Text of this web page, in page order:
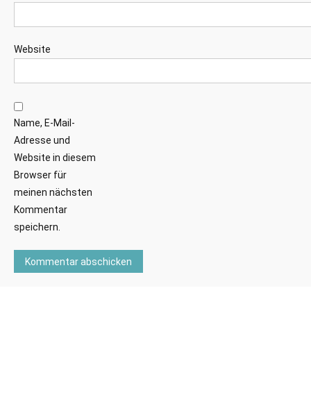
Website
Name, E-Mail-
Adresse und
Website in diesem
Browser für
meinen nächsten
Kommentar
speichern.